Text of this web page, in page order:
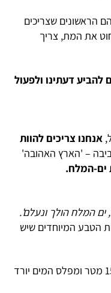
הראשונים שצריכים
את המת, צריך
להביע דעתינו ולפעול
אנחנו צריכים להוות
– 'הארץ האהובה'
ים-המלח.
המלח הולך ונעלם'.
הטבע המיוחדים שיש
כל 3-4 חודשים ים-המלח מצטמק ב-15 מטר ומפלס המים יורד